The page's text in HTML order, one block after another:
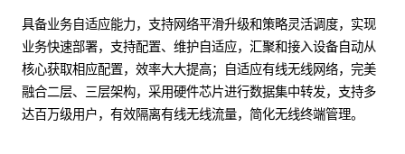
具备业务自适应能力，支持网络平滑升级和策略灵活调度，实现
业务快速部署，支持配置、维护自适应，汇聚和接入设备自动从
核心获取相应配置，效率大大提高；自适应有线无线网络，完美
融合二层、三层架构，采用硬件芯片进行数据集中转发，支持多
达百万级用户，有效隔离有线无线流量，简化无线终端管理。